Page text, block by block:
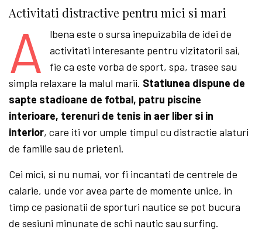
Activitati distractive pentru mici si mari
A
lbena este o sursa inepuizabila de idei de
activitati interesante pentru vizitatorii sai,
fie ca este vorba de sport, spa, trasee sau
simpla relaxare la malul marii. Statiunea dispune de
sapte stadioane de fotbal, patru piscine
interioare, terenuri de tenis in aer liber si in
interior, care iti vor umple timpul cu distractie alaturi
de familie sau de prieteni.
Cei mici, si nu numai, vor fi incantati de centrele de
calarie, unde vor avea parte de momente unice, in
timp ce pasionatii de sporturi nautice se pot bucura
de sesiuni minunate de schi nautic sau surfing.